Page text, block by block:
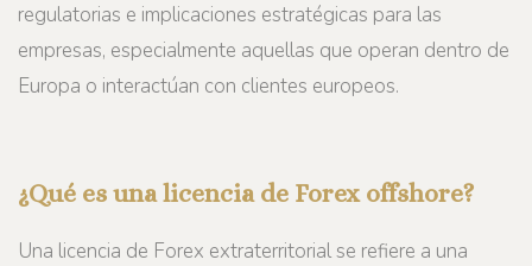
regulatorias e implicaciones estratégicas para las
empresas, especialmente aquellas que operan dentro de
Europa o interactúan con clientes europeos.
¿Qué es una licencia de Forex offshore?
Una licencia de Forex extraterritorial se refiere a una